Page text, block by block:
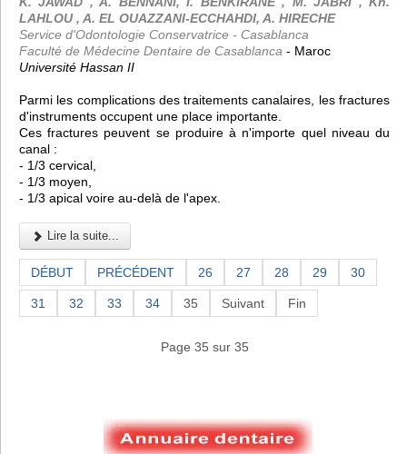
LAHLOU , A. EL OUAZZANI-ECCHAHDI, A. HIRECHE
Service d'Odontologie Conservatrice - Casablanca
Faculté de Médecine Dentaire de Casablanca - Maroc
Université Hassan II
Parmi les complications des traitements canalaires, les fractures
d'instruments occupent une place importante.
Ces fractures peuvent se produire à n'importe quel niveau du
canal :
- 1/3 cervical,
- 1/3 moyen,
- 1/3 apical voire au-delà de l'apex.
Lire la suite...
DÉBUT PRÉCÉDENT 26 27 28 29 30
31 32 33 34 35 Suivant Fin
Page 35 sur 35